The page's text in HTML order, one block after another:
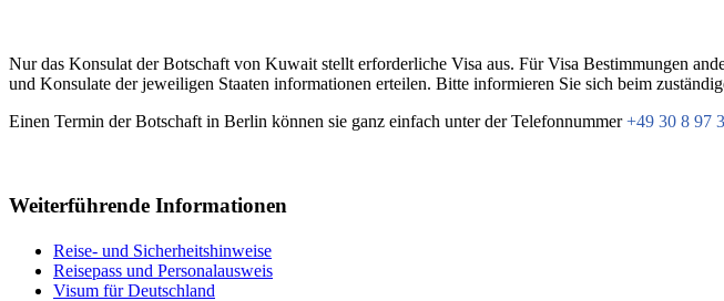
Nur das Konsulat der Botschaft von Kuwait stellt erforderliche Visa aus. Für Visa Bestimmungen
und Konsulate der jeweiligen Staaten informationen erteilen. Bitte informieren Sie sich beim
Einen Termin der Botschaft in Berlin können sie ganz einfach unter der Telefonnummer+49 30 8 97
Weiterführende Informationen
Reise- und Sicherheitshinweise
Reisepass und Personalausweis
Visum für Deutschland